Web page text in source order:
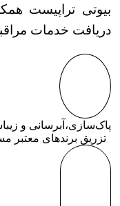
بیوتی تراپیست
دریافت خدمات
پاک‌سازی،آبرسانی و
تزریق برندهای معتبر